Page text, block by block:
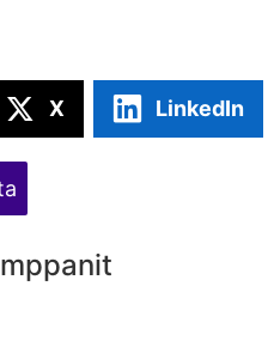
X LinkedIn